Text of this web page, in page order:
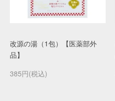
改源の湯（1包）【医薬部外
品】
385円(税込)